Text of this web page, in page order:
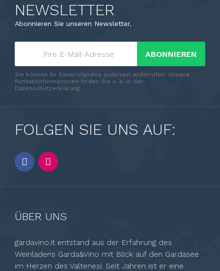
NEWSLETTER
Abonnieren Sie unseren Newsletter.
ABONNIEREN
Sie können Ihr Einverständnis jederzeit widerrufen. Unsere
Kontaktinformationen finden Sie u. a. in der
Datenschutzerklärung.
FOLGEN SIE UNS AUF:
ÜBER UNS
gardavino.it entstand aus der Erfahrung des
Weinladens Garda&Vino mit Blick auf den Gardasee
im Herzen des Valtenesi. Seit Jahren ist er eine